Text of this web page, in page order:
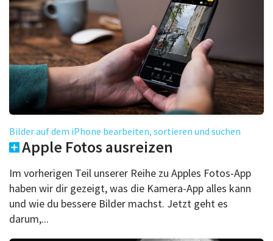
Bilder auf dem iPhone bearbeiten, sortieren und suchen
Apple Fotos ausreizen
Im vorherigen Teil unserer Reihe zu Apples Fotos-App
haben wir dir gezeigt, was die Kamera-App alles kann
und wie du bessere Bilder machst. Jetzt geht es
darum,...